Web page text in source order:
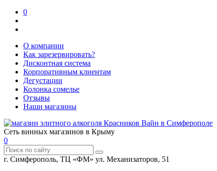
0
О компании
Как зарезервировать?
Дисконтная система
Корпоративным клиентам
Дегустации
Колонка сомелье
Отзывы
Наши магазины
Сеть винных магазинов в Крыму
0
г. Симферополь, ТЦ «ФМ» ул. Механизаторов, 51